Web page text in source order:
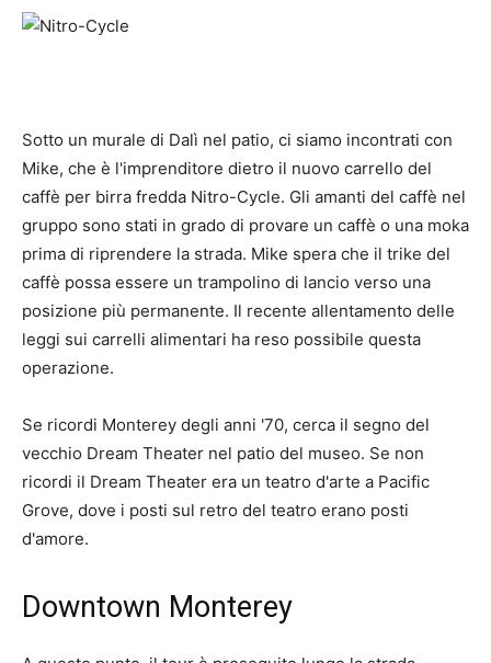
Sotto un murale di Dalì nel patio, ci siamo incontrati con
Mike, che è l'imprenditore dietro il nuovo carrello del
caffè per birra fredda Nitro-Cycle. Gli amanti del caffè nel
gruppo sono stati in grado di provare un caffè o una moka
prima di riprendere la strada. Mike spera che il trike del
caffè possa essere un trampolino di lancio verso una
posizione più permanente. Il recente allentamento delle
leggi sui carrelli alimentari ha reso possibile questa
operazione.
Se ricordi Monterey degli anni '70, cerca il segno del
vecchio Dream Theater nel patio del museo. Se non
ricordi il Dream Theater era un teatro d'arte a Pacific
Grove, dove i posti sul retro del teatro erano posti
d'amore.
Downtown Monterey